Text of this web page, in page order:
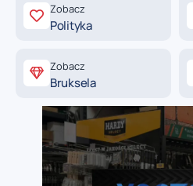
Zobacz
Polityka
Zobacz
Bruksela